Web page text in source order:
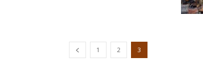
1 2 3